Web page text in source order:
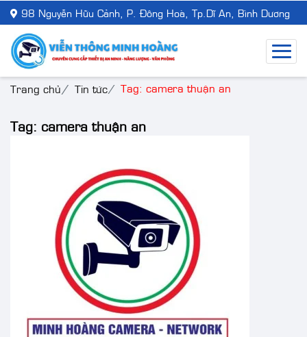
98 Nguyễn Hữu Cảnh, P. Đông Hoà, Tp.Dĩ An, Bình Dương
Trang chủ Tin tức Tag: camera thuận an
Tag: camera thuận an